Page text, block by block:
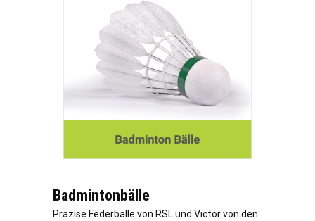
Badmintonbälle
Präzise Federbälle von RSL und Victor von den